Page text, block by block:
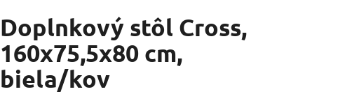
Doplnkový stôl Cross,
160x75,5x80 cm,
biela/kov